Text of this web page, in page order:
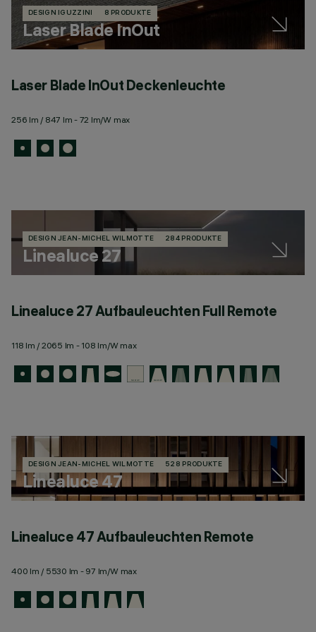
DESIGN IGUZZINI 8 PRODUKTE
Laser Blade InOut
Laser Blade InOut Deckenleuchte
256 lm / 847 lm - 72 lm/W max
DESIGN JEAN-MICHEL WILMOTTE 284 PRODUKTE
Linealuce 27
Linealuce 27 Aufbauleuchten Full Remote
118 lm / 2065 lm - 108 lm/W max
DESIGN JEAN-MICHEL WILMOTTE 528 PRODUKTE
Linealuce 47
Linealuce 47 Aufbauleuchten Remote
400 lm / 5530 lm - 97 lm/W max